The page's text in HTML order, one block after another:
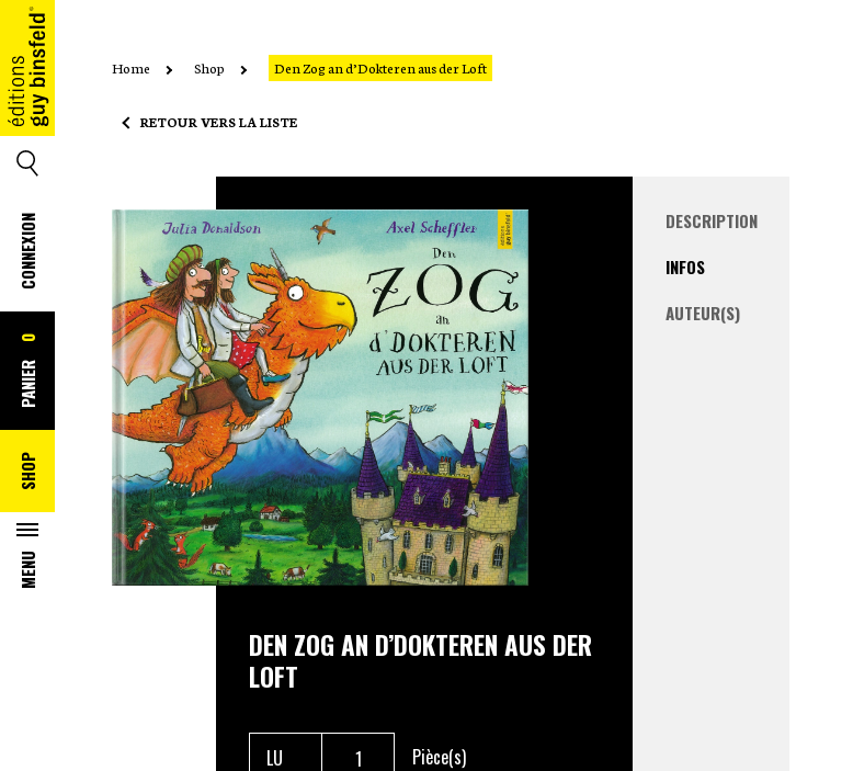
ACCUEIL
SEARCH
CONNEXION
PANIER
0
SHOP
MENU
Home Shop Den Zog an d’Dokteren aus der Loft
RETOUR VERS LA LISTE
DEN ZOG AN D’DOKTEREN AUS DER
LOFT
Pièce(s)
DESCRIPTION
INFOS
AUTEUR(S)